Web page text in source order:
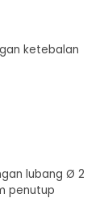
ketebalan
lubang Ø 2
penutup